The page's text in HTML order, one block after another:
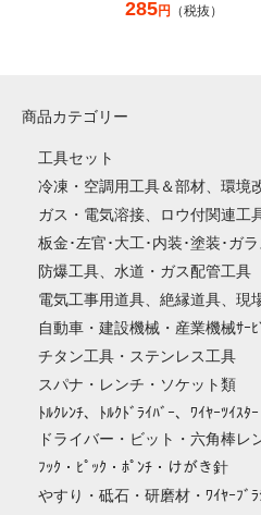
285円 （税抜）
商品カテゴリー
工具セット
冷凍・空調用工具＆部材、環境
ガス・電気溶接、ロウ付関連工
板金･左官･大工･内装･塗装･ガ
防爆工具、水道・ガス配管工具
電気工事用道具、絶縁道具、現
自動車・建設機械・産業機械ｻｰ
チタン工具・ステンレス工具
スパナ・レンチ・ソケット類
ﾄﾙｸﾚﾝﾁ、ﾄﾙｸﾄﾞﾗｲﾊﾞｰ、ﾜｲﾔｰﾂｲｽﾀｰ
ドライバー・ビット・六角棒レ
ﾌｯｸ・ﾋﾟｯｸ・ﾎﾟﾝﾁ・けがき針
やすり・砥石・研磨材・ﾜｲﾔｰﾌﾞﾗ